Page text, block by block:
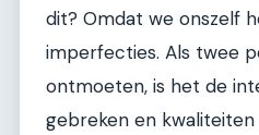
dit? Omdat we onszelf
imperfecties. Als twee
ontmoeten, is het de
gebreken en